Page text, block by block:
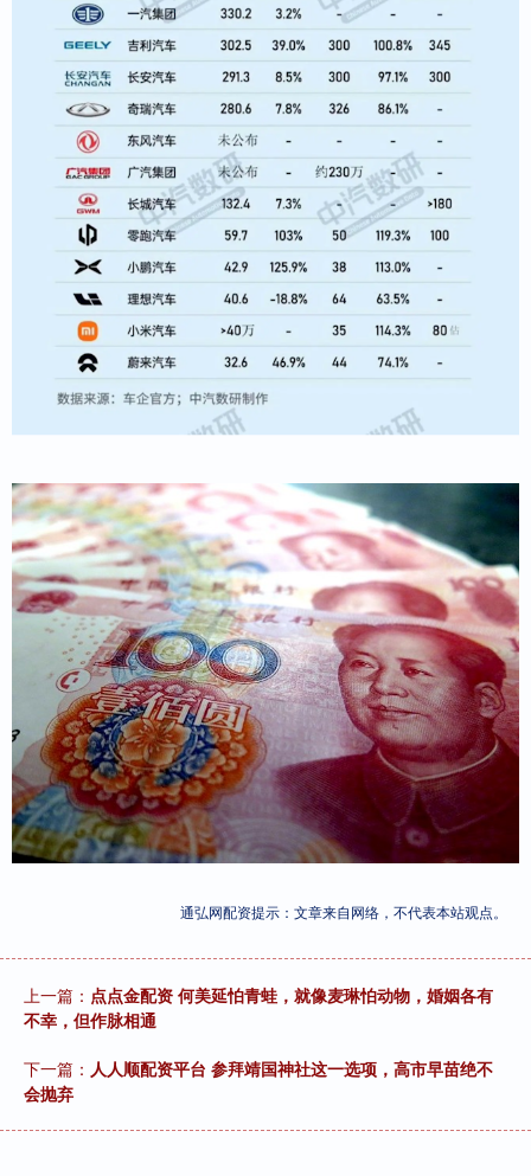
通弘网配资提示：文章来自网络，不代表本站观点。
上一篇： 点点金配资 何美延怕青蛙，就像麦琳怕动物，婚姻各有
不幸，但作脉相通
下一篇： 人人顺配资平台 参拜靖国神社这一选项，高市早苗绝不
会抛弃